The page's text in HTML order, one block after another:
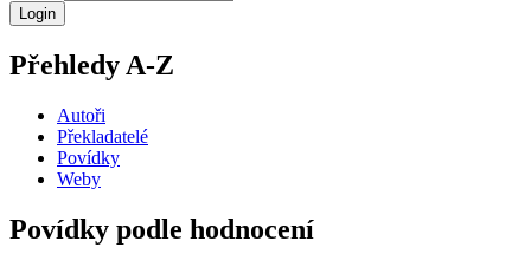
Přehledy A-Z
Autoři
Překladatelé
Povídky
Weby
Povídky podle hodnocení